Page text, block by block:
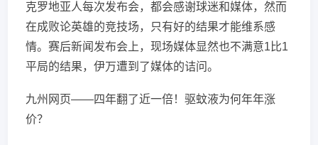
克罗地亚人每次发布会，都会感谢球迷和媒体，然而
在成败论英雄的竞技场，只有好的结果才能维系感
情。赛后新闻发布会上，现场媒体显然也不满意1比1
平局的结果，伊万遭到了媒体的诘问。
九州网页——四年翻了近一倍！驱蚊液为何年年涨
价？